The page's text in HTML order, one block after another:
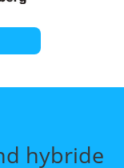
hybride